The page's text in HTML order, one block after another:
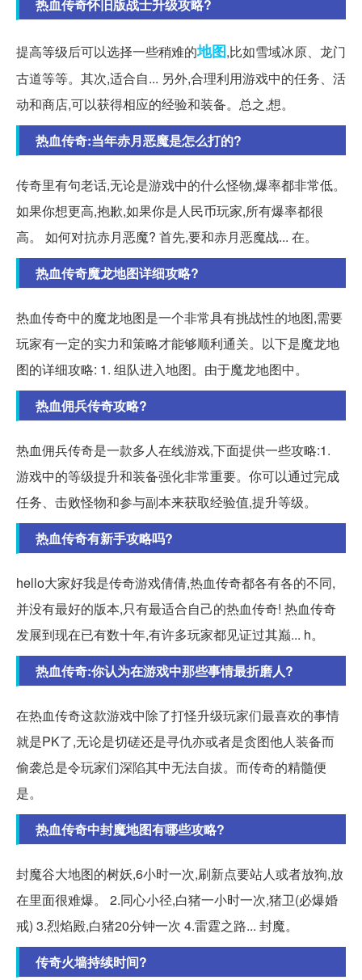
热血传奇怀旧版战士升级攻略?
提高等级后可以选择一些稍难的地图,比如雪域冰原、龙门
古道等等。其次,适合自... 另外,合理利用游戏中的任务、活
动和商店,可以获得相应的经验和装备。总之,想。
热血传奇:当年赤月恶魔是怎么打的?
传奇里有句老话,无论是游戏中的什么怪物,爆率都非常低。
如果你想更高,抱歉,如果你是人民币玩家,所有爆率都很
高。 如何对抗赤月恶魔? 首先,要和赤月恶魔战... 在。
热血传奇魔龙地图详细攻略?
热血传奇中的魔龙地图是一个非常具有挑战性的地图,需要
玩家有一定的实力和策略才能够顺利通关。以下是魔龙地
图的详细攻略: 1. 组队进入地图。由于魔龙地图中。
热血佣兵传奇攻略?
热血佣兵传奇是一款多人在线游戏,下面提供一些攻略:1.
游戏中的等级提升和装备强化非常重要。你可以通过完成
任务、击败怪物和参与副本来获取经验值,提升等级。
热血传奇有新手攻略吗?
hello大家好我是传奇游戏倩倩,热血传奇都各有各的不同,
并没有最好的版本,只有最适合自己的热血传奇! 热血传奇
发展到现在已有数十年,有许多玩家都见证过其巅... h。
热血传奇:你认为在游戏中那些事情最折磨人?
在热血传奇这款游戏中除了打怪升级玩家们最喜欢的事情
就是PK了,无论是切磋还是寻仇亦或者是贪图他人装备而
偷袭总是令玩家们深陷其中无法自拔。而传奇的精髓便
是。
热血传奇中封魔地图有哪些攻略?
封魔谷大地图的树妖,6小时一次,刷新点要站人或者放狗,放
在里面很难爆。 2.同心小径,白猪一小时一次,猪卫(必爆婚
戒) 3.烈焰殿,白猪20分钟一次 4.雷霆之路... 封魔。
传奇火墙持续时间?